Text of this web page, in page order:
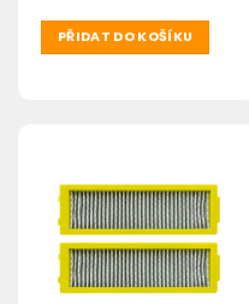
PŘIDAT DO KOŠÍKU